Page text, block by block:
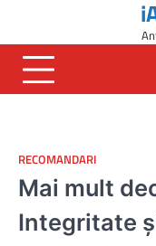
content
RECOMANDARI
Mai mult
Integritate